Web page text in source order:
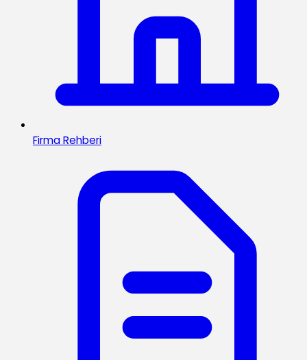
Firma Rehberi